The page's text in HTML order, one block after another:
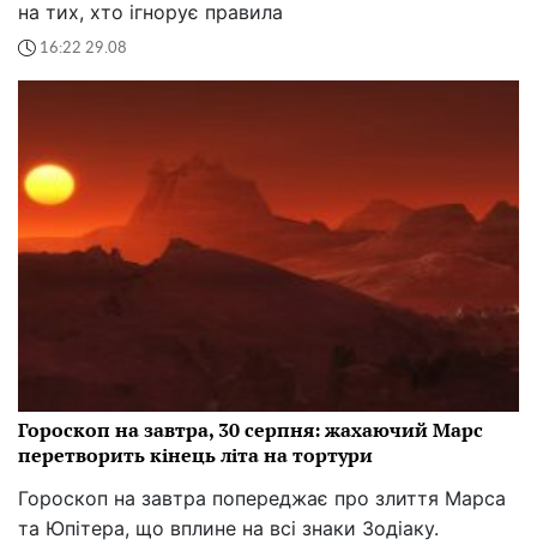
на тих, хто ігнорує правила
16:22 29.08
Гороскоп на завтра, 30 серпня: жахаючий Марс
перетворить кінець літа на тортури
Гороскоп на завтра попереджає про злиття Марса
та Юпітера, що вплине на всі знаки Зодіаку.